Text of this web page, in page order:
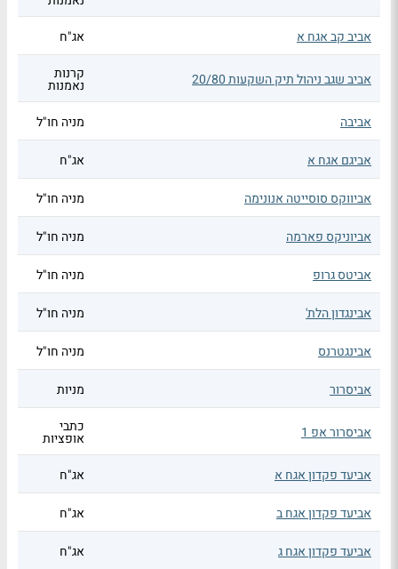
אביב קב אגח א
אג"ח
אביב שגב ניהול תיק השקעות 20/80 קרנות
נאמנות
אביבה
מניה חו"ל
אביגם אגח א אג"ח
אביווקס סוסייטה אנונימה מניה חו"ל
אביוניקס פארמה מניה חו"ל
אביטס גרופ מניה חו"ל
אבינגדון הלת' מניה חו"ל
אבינגטרנס מניה חו"ל
אביסרור מניות
אביסרור אפ 1 כתבי
אופציות
אביעד פקדון אגח א
אג"ח
אביעד פקדון אגח ב אג"ח
אביעד פקדון אגח ג אג"ח